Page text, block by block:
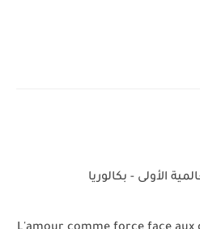
الأولى - بكالوريا